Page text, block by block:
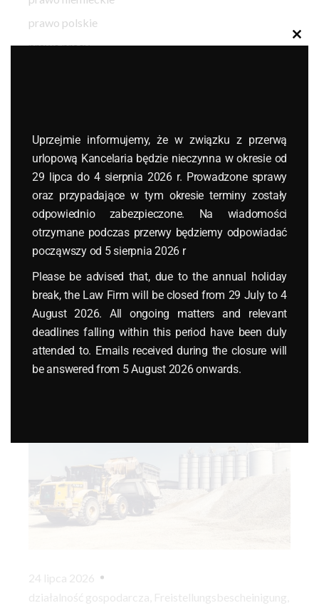
prawo polskie
prawo pracy
spółki kapitałowe
spółki osobowe
sprawozdanie finansowe 2018
sygnaliści
uokik
VAT
wizy
Zollamt
Najnowsze wpisy
24 lipca 2026
działalność gospodarcza Freistellungsbescheinigung
Close
Uprzejmie informujemy, że w związku z przerwą
urlopową Kancelaria będzie nieczynna w okresie od
29 lipca do 4 sierpnia 2026 r. Prowadzone sprawy
oraz przypadające w tym okresie terminy zostały
odpowiednio zabezpieczone. Na wiadomości
otrzymane podczas przerwy będziemy odpowiadać
począwszy od 5 sierpnia 2026 r
Please be advised that, due to the annual holiday
break, the Law Firm will be closed from 29 July to 4
August 2026. All ongoing matters and relevant
deadlines falling within this period have been duly
attended to. Emails received during the closure will
be answered from 5 August 2026 onwards.